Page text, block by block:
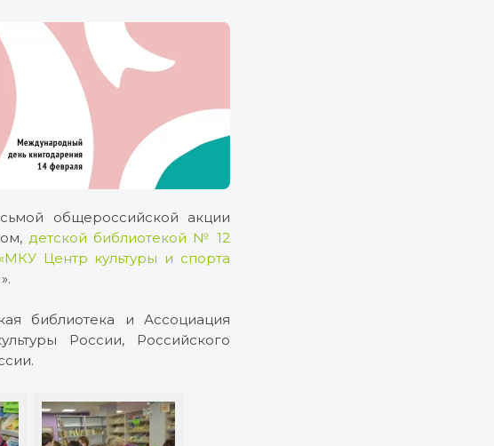
общероссийской акции
детской библиотекой № 12
«МКУ Центр культуры и спорта
библиотека и Ассоциация
России, Российского